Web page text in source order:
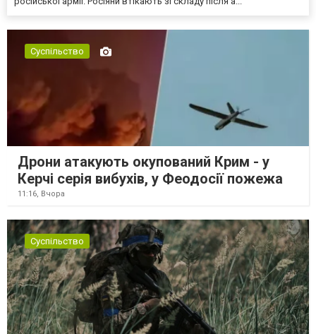
Суспільство
Дрони атакують окупований Крим - у
Керчі серія вибухів, у Феодосії пожежа
11:16, Вчора
Суспільство